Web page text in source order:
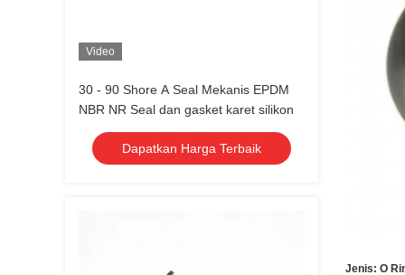
Video
30 - 90 Shore A Seal Mekanis EPDM
NBR NR Seal dan gasket karet silikon
Dapatkan Harga Terbaik
Jenis: O